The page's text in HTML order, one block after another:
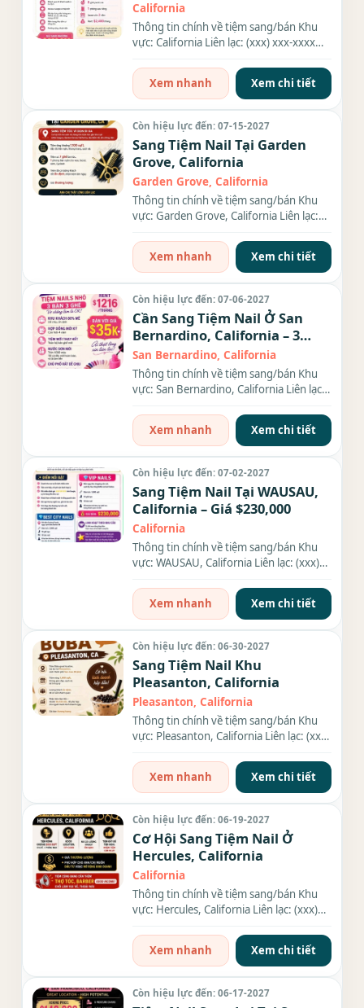
California
Thông tin chính về tiệm sang/bán Khu
vực: California Liên lạc: (xxx) xxx-xxxx
Xem nhanh
Xem chi tiết
Còn hiệu lực đến: 07-15-2027
Sang Tiệm Nail Tại Garden
Grove, California
Garden Grove, California
Thông tin chính về tiệm sang/bán Khu
vực: Garden Grove, California Liên lạc:
Xem nhanh
Xem chi tiết
Còn hiệu lực đến: 07-06-2027
Cần Sang Tiệm Nail Ở San
Bernardino, California – 3
bàn, 3 ghế
San Bernardino, California
Thông tin chính về tiệm sang/bán Khu
vực: San Bernardino, California Liên lạc:
Xem nhanh
Xem chi tiết
Còn hiệu lực đến: 07-02-2027
Sang Tiệm Nail Tại WAUSAU,
California – Giá $230,000
California
Thông tin chính về tiệm sang/bán Khu
vực: WAUSAU, California Liên lạc: (xxx)
Xem nhanh
Xem chi tiết
Còn hiệu lực đến: 06-30-2027
Sang Tiệm Nail Khu
Pleasanton, California
Pleasanton, California
Thông tin chính về tiệm sang/bán Khu
vực: Pleasanton, California Liên lạc: (xxx)
Xem nhanh
Xem chi tiết
Còn hiệu lực đến: 06-19-2027
Cơ Hội Sang Tiệm Nail Ở
Hercules, California
California
Thông tin chính về tiệm sang/bán Khu
vực: Hercules, California Liên lạc: (xxx)
Xem nhanh
Xem chi tiết
Còn hiệu lực đến: 06-17-2027